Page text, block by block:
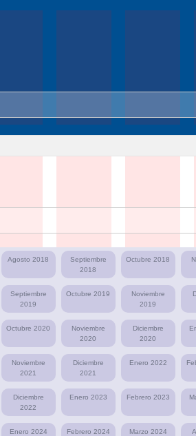
Agosto 2018
Septiembre
2018
Octubre 2018
Septiembre
2019
Octubre 2019
Noviembre
2019
Octubre 2020
Noviembre
2020
Diciembre
2020
Noviembre
2021
Diciembre
2021
Enero 2022
Diciembre
2022
Enero 2023 Febrero 2023
Enero 2024 Febrero 2024 Marzo 2024